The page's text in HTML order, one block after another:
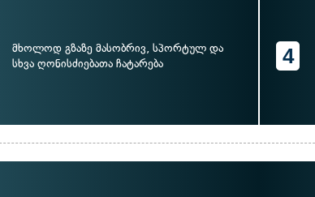
მხოლოდ გზაზე მასობრივ, სპორტულ და
სხვა ღონისძიებათა ჩატარება
4